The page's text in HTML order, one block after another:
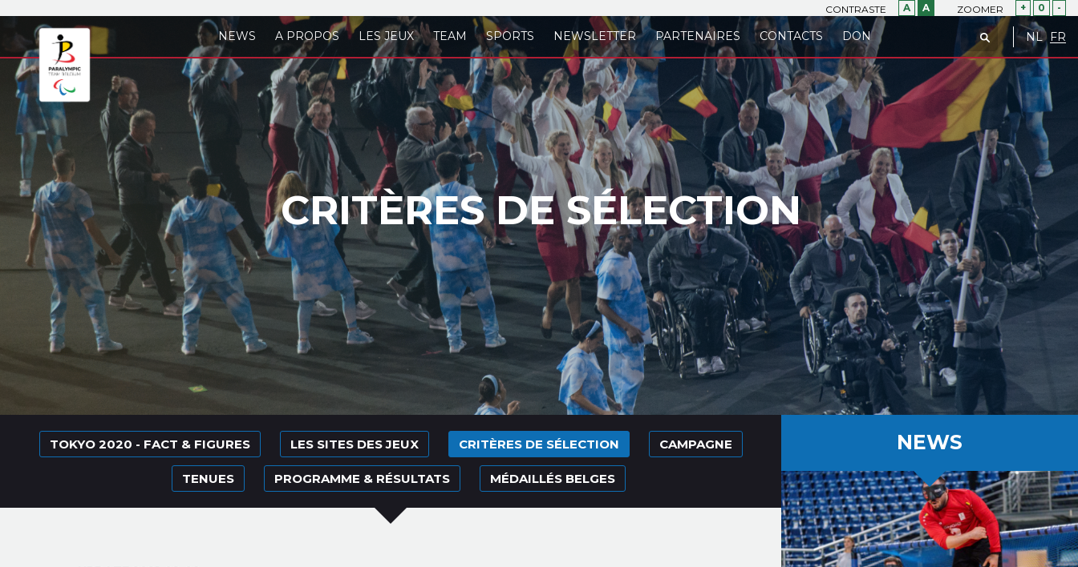
CONTRASTE A A ZOOMER + 0 -
NL FR
NEWS A PROPOS LES JEUX TEAM SPORTS NEWSLETTER PARTENAIRES CONTACTS DON
CRITÈRES DE SÉLECTION
TOKYO 2020 - FACT & FIGURES LES SITES DES JEUX CRITÈRES DE SÉLECTION CAMPAGNE
TENUES PROGRAMME & RÉSULTATS MÉDAILLÉS BELGES
NEWS